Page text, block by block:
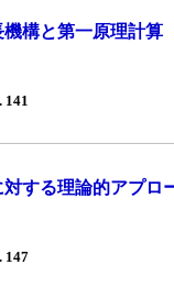
構と第一原理計算
141
する理論的アプロ
147